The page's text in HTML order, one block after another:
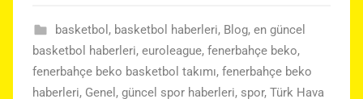
basketbol , basketbol haberleri, Blog, en güncel
basketbol haberleri, euroleague, fenerbahçe beko,
fenerbahçe beko basketbol takımı, fenerbahçe beko
haberleri, Genel , güncel spor haberleri, spor, Türk Hava